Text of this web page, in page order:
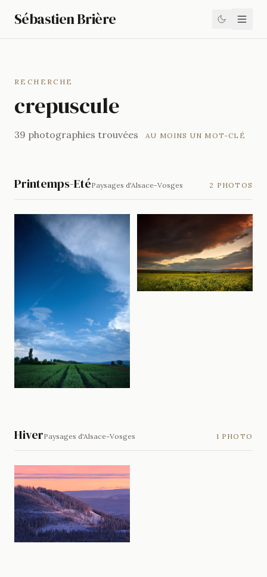
Sébastien Brière
RECHERCHE
crepuscule
39 photographies trouvées AU MOINS UN MOT-CLÉ
Printemps-EtéPaysages d'Alsace-Vosges 2 PHOTOS
HiverPaysages d'Alsace-Vosges 1 PHOTO